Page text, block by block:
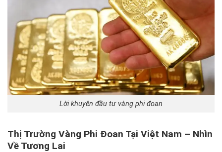
Lời khuyên đầu tư vàng phi đoan
Thị Trường Vàng Phi Đoan Tại Việt Nam – Nhìn
Về Tương Lai